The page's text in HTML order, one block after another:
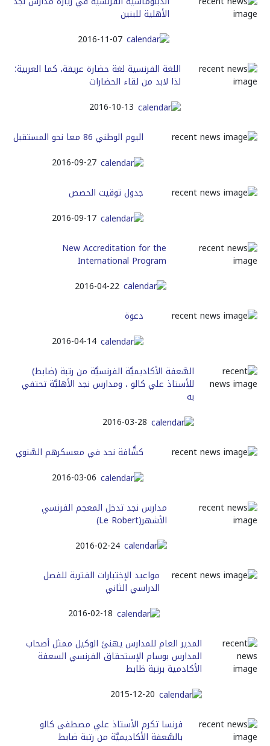
الأهلية للبنين
2016-11-07
اللغة الفرنسية لغة حضارة عريقة، كما العربية؛
لذا لابد من لقاء الحضارات
2016-10-13
اليوم الوطني 86 معا نحو المستقبل
2016-09-27
جدول توقيت الحصص
2016-09-17
New Accreditation for the
International Program
2016-04-22
دعوة
2016-04-14
السَّعفة الأكاديميَّة الفرنسيَّة من رتبة (ضابط)
للأستاذ علي كالو ، ومدارس نجد الأهليَّة تحتفي
به
2016-03-28
كشَّافة نجد في معسكرهم السَّنوي
2016-03-06
مدارس نجد تدخل المعجم الفرنسي
الأشهر(Le Robert)
2016-02-24
مواعيد الإختبارات الفترية للفصل
الدراسي الثاني
2016-02-18
المدير العام للمدارس يهنئ الوكيل ممثل أصحاب
المدارس بوسام الإستحقاق الفرنسي السعفة
الأكادمية برتبة ظابط
2015-12-20
فرنسا تكرم الأستاذ علي مصطفى كالو
بالسَّعفة الأكاديميَّة من رتبة ضابط